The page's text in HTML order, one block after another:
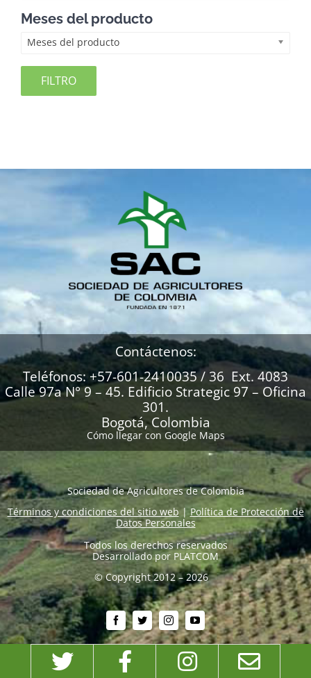
Meses del producto
Meses del producto
FILTRO
Contáctenos:
Teléfonos: +57-601-2410035 / 36 Ext. 4083
Calle 97a N° 9 – 45. Edificio Strategic 97 – Oficina
301.
Bogotá, Colombia
Cómo llegar con Google Maps
Sociedad de Agricultores de Colombia
Términos y condiciones del sitio web|Política de Protección de
Datos Personales
Todos los derechos reservados
Desarrollado por PLATCOM
© Copyright 2012 – 2026
Twitter FacebookInstagram